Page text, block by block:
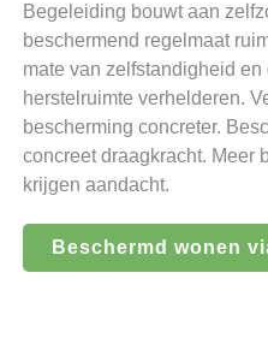
Begeleiding bouwt aan
beschermend regelmaat
mate van zelfstandigheid
herstelruimte verhelderen.
bescherming concreter.
concreet draagkracht. Meer
krijgen aandacht.
Beschermd wonen